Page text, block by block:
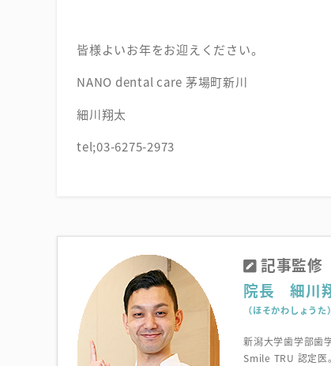
皆様よいお年をお迎えください。
NANO dental care 茅場町新川
細川翔太
tel;03-6275-2973
記事監修
院長 細川
（ほそかわしょうた）
新潟大学歯学部歯
Smile TRU 認定医。